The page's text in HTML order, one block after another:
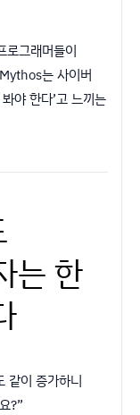
로그래머들이
는 사이버
야 한다’고 느끼는
는 한
같이 증가하니
?”